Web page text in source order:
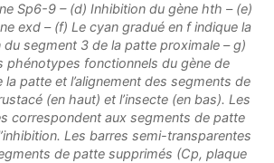
Sp6-9– (d) Inhibition du gène hth – (e)
exd– (f) Le cyan gradué en f indique la
segment 3 de la patte proximale – g)
phénotypes fonctionnels du gène de
patte et l’alignement des segments de
(en haut) et l’insecte (en bas). Les
correspondent aux segments de patte
Les barres semi-transparentes
de patte supprimés (Cp, plaque